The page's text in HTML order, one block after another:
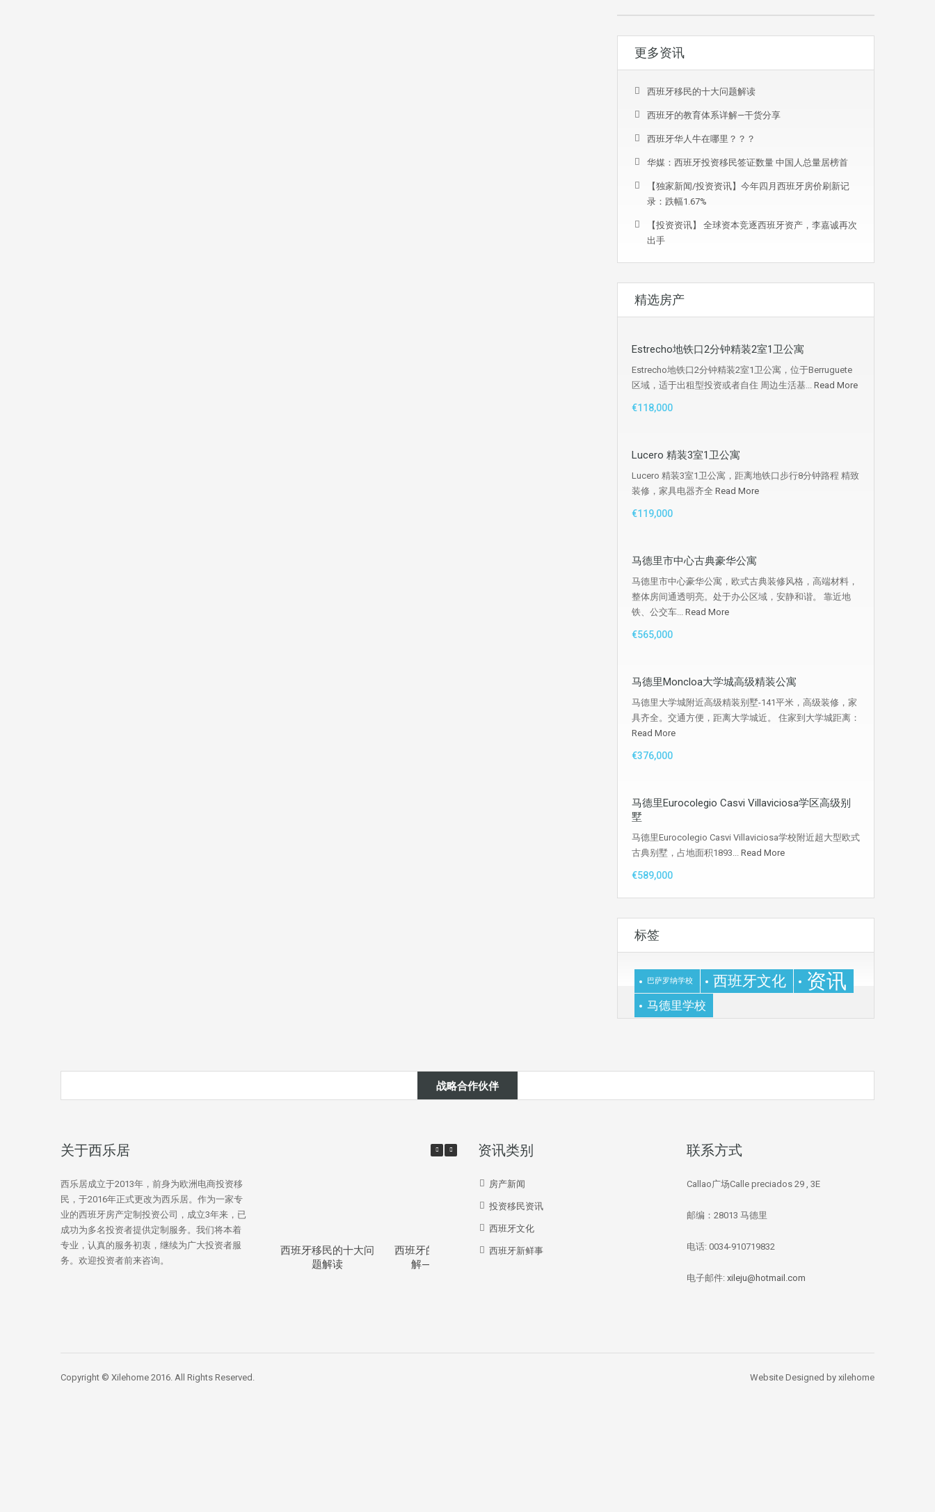
更多资讯
西班牙移民的十大问题解读
西班牙的教育体系详解—干货分享
西班牙华人牛在哪里？？？
华媒：西班牙投资移民签证数量 中国人总量居榜首
【独家新闻/投资资讯】今年四月西班牙房价刷新记
录：跌幅1.67%
【投资资讯】 全球资本竞逐西班牙资产，李嘉诚再次
出手
精选房产
Estrecho地铁口2分钟精装2室1卫公寓
Estrecho地铁口2分钟精装2室1卫公寓，位于Berruguete
区域，适于出租型投资或者自住 周边生活基... Read More
€118,000
Lucero 精装3室1卫公寓
Lucero 精装3室1卫公寓，距离地铁口步行8分钟路程 精致
装修，家具电器齐全 Read More
€119,000
马德里市中心古典豪华公寓
马德里市中心豪华公寓，欧式古典装修风格，高端材料，
整体房间通透明亮。处于办公区域，安静和谐。 靠近地
铁、公交车... Read More
€565,000
马德里Moncloa大学城高级精装公寓
马德里大学城附近高级精装别墅-141平米，高级装修，家
具齐全。交通方便，距离大学城近。 住家到大学城距离：
Read More
€376,000
马德里Eurocolegio Casvi Villaviciosa学区高级别
墅
马德里Eurocolegio Casvi Villaviciosa学校附近超大型欧式
古典别墅，占地面积1893... Read More
€589,000
标签
巴萨罗纳学校 西班牙文化 资讯
马德里学校
战略合作伙伴
关于西乐居
西乐居成立于2013年，前身为欧洲电商投资移
民，于2016年正式更改为西乐居。作为一家专
业的西班牙房产定制投资公司，成立3年来，已
成功为多名投资者提供定制服务。我们将本着
专业，认真的服务初衷，继续为广大投资者服
务。欢迎投资者前来咨询。
西班牙移民的十大问
题解读
西班牙的教育体系详
解—干货分享
西班牙华人牛在哪
华媒：西班牙投资移
总量居榜首
【独家新闻/投资资
房价刷新记录：跌幅
资讯类别
房产新闻
投资移民资讯
西班牙文化
西班牙新鲜事
联系方式
Callao广场Calle preciados 29 , 3E
邮编：28013 马德里
电话: 0034-910719832
电子邮件: xileju@hotmail.com
Copyright © Xilehome 2016. All Rights Reserved. Website Designed by xilehome